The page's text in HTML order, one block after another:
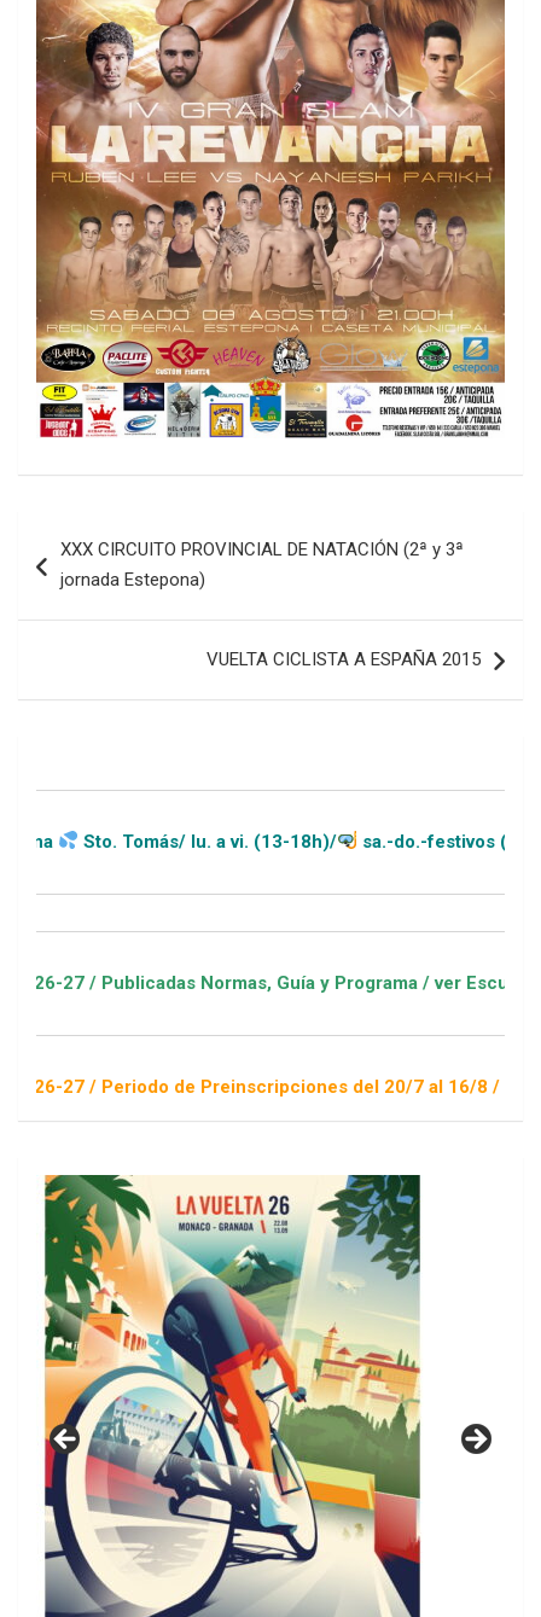
de
XXX CIRCUITO PROVINCIAL DE NATACIÓN (2ª y 3ª
jornada Estepona)
VUELTA CICLISTA A ESPAÑA 2015
Tomás/ lu. a vi. (13-18h)/ sa.-do.-festivos (11-20h)
Publicadas Normas, Guía y Programa / ver Escuelas
Periodo de Preinscripciones del 20/7 al 16/8 / Sorteo 1 de